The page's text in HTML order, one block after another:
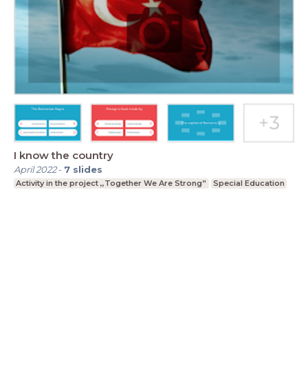
I know the country
April 2022- 7 slides
Activity in the project ,,Together We Are Strong” Special Education